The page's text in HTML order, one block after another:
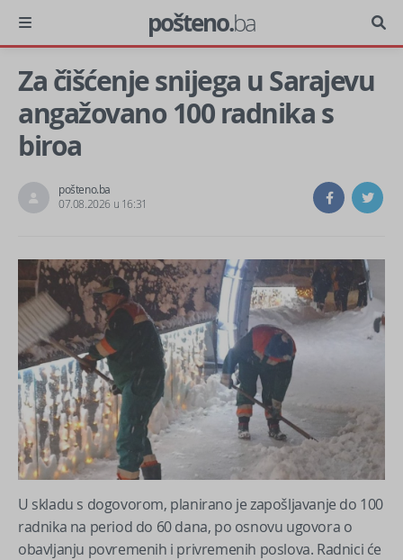
pošteno.ba
Za čišćenje snijega u Sarajevu
angažovano 100 radnika s
biroa
pošteno.ba
07.08.2026 u 16:31
U skladu s dogovorom, planirano je zapošljavanje do 100
radnika na period do 60 dana, po osnovu ugovora o
obavljanju povremenih i privremenih poslova. Radnici će